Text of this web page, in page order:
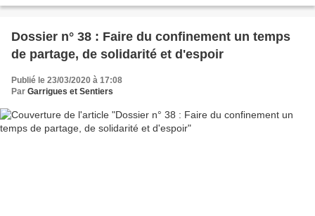
france-aux-catholiques-a-nos-concitoyens/)...
Dossier n° 38 : Faire du confinement un temps
de partage, de solidarité et d'espoir
Publié le 23/03/2020 à 17:08
Par Garrigues et Sentiers